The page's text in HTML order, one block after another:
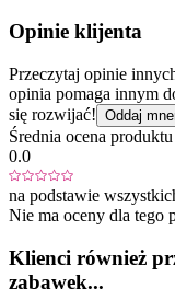
Opinie klijenta
Przeczytaj opinie
opinia pomaga innym
się rozwijać! Oddaj
Średnia ocena produktu
0.0
na podstawie
Nie ma oceny dla tego
Klienci również
zabawek...